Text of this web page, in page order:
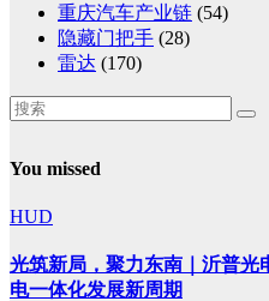
重庆汽车产业链 (54)
隐藏门把手 (28)
雷达 (170)
You missed
HUD
光筑新局，聚力东南｜沂普光
电一体化发展新周期